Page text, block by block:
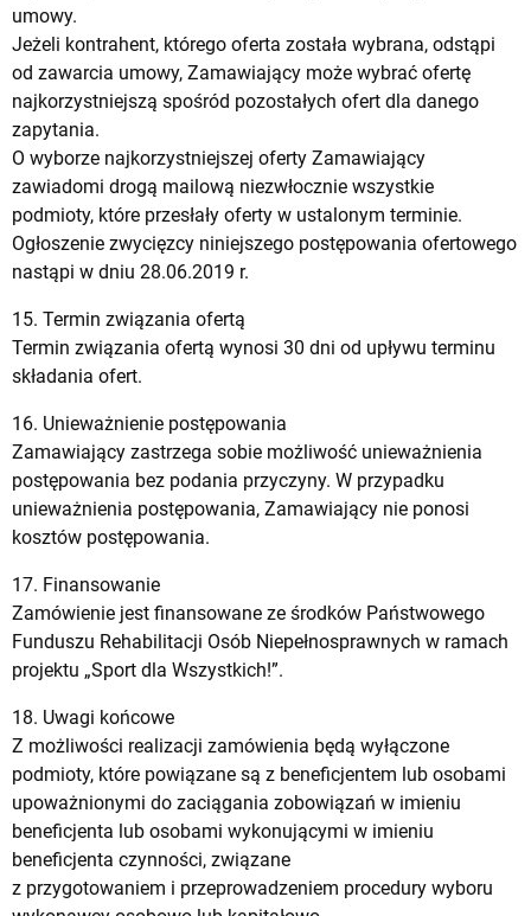
umowy.
Jeżeli kontrahent, którego oferta została wybrana, odstąpi
od zawarcia umowy, Zamawiający może wybrać ofertę
najkorzystniejszą spośród pozostałych ofert dla danego
zapytania.
O wyborze najkorzystniejszej oferty Zamawiający
zawiadomi drogą mailową niezwłocznie wszystkie
podmioty, które przesłały oferty w ustalonym terminie.
Ogłoszenie zwycięzcy niniejszego postępowania ofertowego
nastąpi w dniu 28.06.2019 r.
15. Termin związania ofertą
Termin związania ofertą wynosi 30 dni od upływu terminu
składania ofert.
16. Unieważnienie postępowania
Zamawiający zastrzega sobie możliwość unieważnienia
postępowania bez podania przyczyny. W przypadku
unieważnienia postępowania, Zamawiający nie ponosi
kosztów postępowania.
17. Finansowanie
Zamówienie jest finansowane ze środków Państwowego
Funduszu Rehabilitacji Osób Niepełnosprawnych w ramach
projektu „Sport dla Wszystkich!”.
18. Uwagi końcowe
Z możliwości realizacji zamówienia będą wyłączone
podmioty, które powiązane są z beneficjentem lub osobami
upoważnionymi do zaciągania zobowiązań w imieniu
beneficjenta lub osobami wykonującymi w imieniu
beneficjenta czynności, związane
z przygotowaniem i przeprowadzeniem procedury wyboru